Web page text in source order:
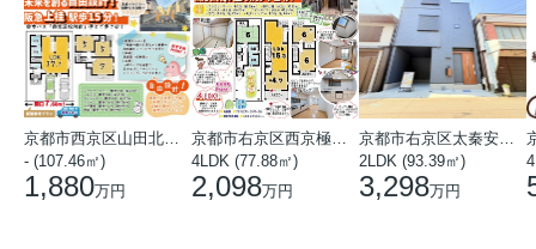
- (107.46㎡)
1,880万円
4LDK (77.88㎡)
2,098万円
2LDK (93.39㎡)
3,298万円